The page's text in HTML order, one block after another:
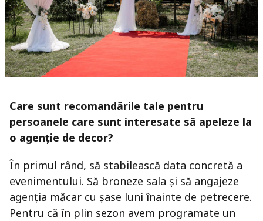
Care sunt recomandările tale pentru
persoanele care sunt interesate să apeleze la
o agenție de decor?
În primul rând, să stabilească data concretă a
evenimentului. Să broneze sala și să angajeze
agenția măcar cu șase luni înainte de petrecere.
Pentru că în plin sezon avem programate un